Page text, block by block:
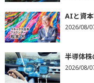
AIと資
2026/08/
半導体
2026/08/